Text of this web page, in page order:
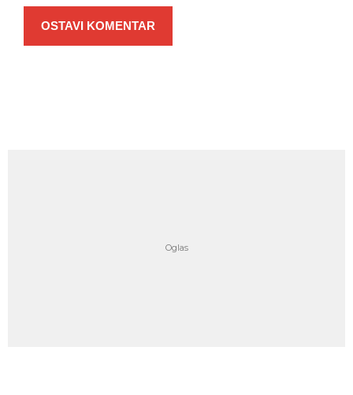
OSTAVI KOMENTAR